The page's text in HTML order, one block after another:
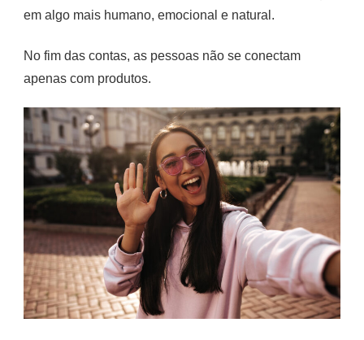
em algo mais humano, emocional e natural.
No fim das contas, as pessoas não se conectam
apenas com produtos.